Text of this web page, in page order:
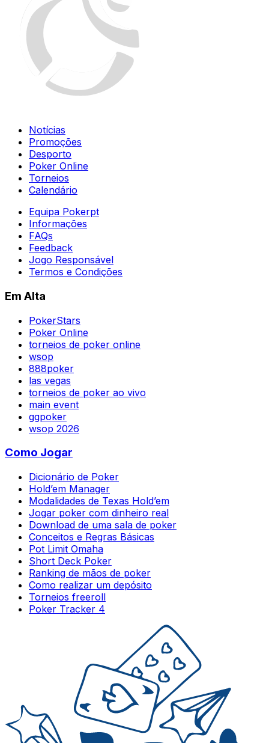
Notícias
Promoções
Desporto
Poker Online
Torneios
Calendário
Equipa Pokerpt
Informações
FAQs
Feedback
Jogo Responsável
Termos e Condições
Em Alta
PokerStars
Poker Online
torneios de poker online
wsop
888poker
las vegas
torneios de poker ao vivo
main event
ggpoker
wsop 2026
Como Jogar
Dicionário de Poker
Hold’em Manager
Modalidades de Texas Hold’em
Jogar poker com dinheiro real
Download de uma sala de poker
Conceitos e Regras Básicas
Pot Limit Omaha
Short Deck Poker
Ranking de mãos de poker
Como realizar um depósito
Torneios freeroll
Poker Tracker 4